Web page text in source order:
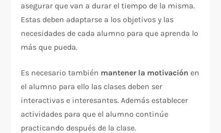
asegurar que van a durar el tiempo de la misma.
Estas deben adaptarse a los objetivos y las
necesidades de cada alumno para que aprenda lo
más que pueda.
Es necesario también mantener la motivación en
el alumno para ello las clases deben ser
interactivas e interesantes. Además establecer
actividades para que el alumno continúe
practicando después de la clase.